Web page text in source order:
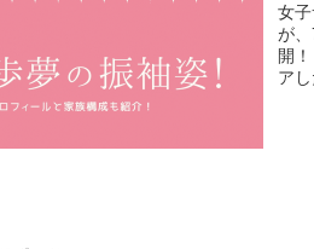
女
が
開
ア